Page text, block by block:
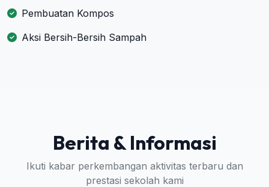
Pembuatan Kompos
Aksi Bersih-Bersih Sampah
Berita & Informasi
Ikuti kabar perkembangan aktivitas terbaru dan
prestasi sekolah kami